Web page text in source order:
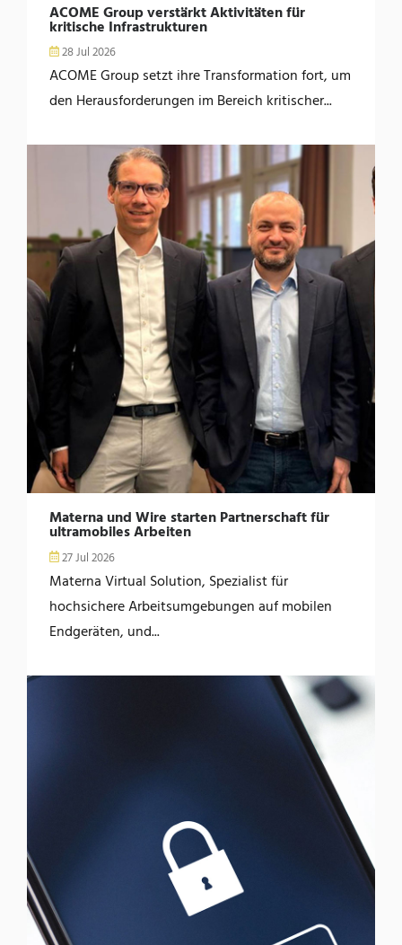
ACOME Group verstärkt Aktivitäten für
kritische Infrastrukturen
28 Jul 2026
ACOME Group setzt ihre Transformation fort, um
den Herausforderungen im Bereich kritischer...
Materna und Wire starten Partnerschaft für
ultramobiles Arbeiten
27 Jul 2026
Materna Virtual Solution, Spezialist für
hochsichere Arbeitsumgebungen auf mobilen
Endgeräten, und...